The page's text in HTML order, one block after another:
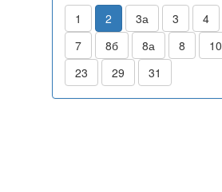
1 2 3а 3 4
7
8б 8а 8 10
23
29 31